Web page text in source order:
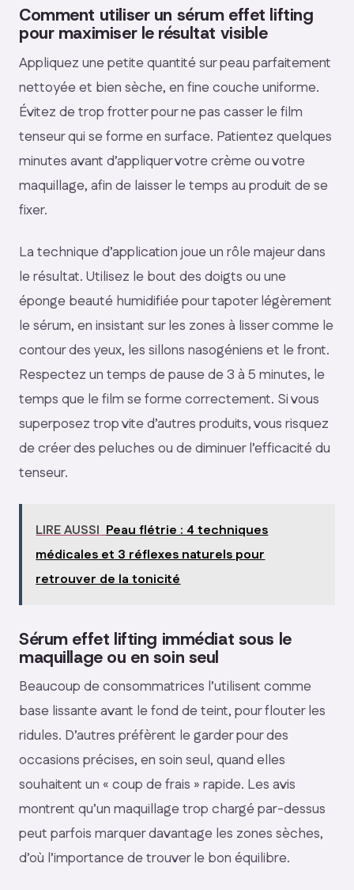
Comment utiliser un sérum effet lifting
pour maximiser le résultat visible
Appliquez une petite quantité sur peau parfaitement
nettoyée et bien sèche, en fine couche uniforme.
Évitez de trop frotter pour ne pas casser le film
tenseur qui se forme en surface. Patientez quelques
minutes avant d’appliquer votre crème ou votre
maquillage, afin de laisser le temps au produit de se
fixer.
La technique d’application joue un rôle majeur dans
le résultat. Utilisez le bout des doigts ou une
éponge beauté humidifiée pour tapoter légèrement
le sérum, en insistant sur les zones à lisser comme le
contour des yeux, les sillons nasogéniens et le front.
Respectez un temps de pause de 3 à 5 minutes, le
temps que le film se forme correctement. Si vous
superposez trop vite d’autres produits, vous risquez
de créer des peluches ou de diminuer l’efficacité du
tenseur.
LIRE AUSSI Peau flétrie : 4 techniques
médicales et 3 réflexes naturels pour
retrouver de la tonicité
Sérum effet lifting immédiat sous le
maquillage ou en soin seul
Beaucoup de consommatrices l’utilisent comme
base lissante avant le fond de teint, pour flouter les
ridules. D’autres préfèrent le garder pour des
occasions précises, en soin seul, quand elles
souhaitent un « coup de frais » rapide. Les avis
montrent qu’un maquillage trop chargé par-dessus
peut parfois marquer davantage les zones sèches,
d’où l’importance de trouver le bon équilibre.